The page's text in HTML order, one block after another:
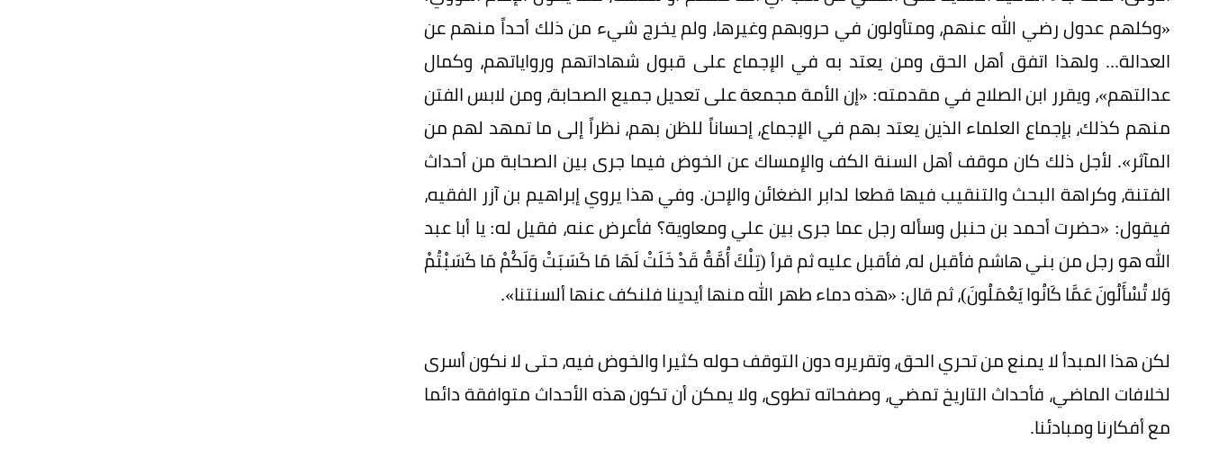
«وكلهم عدول رضي الله عنهم، ومتأولون في حروبهم وغيرها، ولم يخرج شيء من ذلك أحداً منهم عن
العدالة... ولهذا اتفق أهل الحق ومن يعتد به في الإجماع على قبول شهاداتهم ورواياتهم، وكمال
عدالتهم»، ويقرر ابن الصلاح في مقدمته: «إن الأمة مجمعة على تعديل جميع الصحابة، ومن لابس الفتن
منهم كذلك، بإجماع العلماء الذين يعتد بهم في الإجماع، إحساناً للظن بهم، نظراً إلى ما تمهد لهم من
المآثر». لأجل ذلك كان موقف أهل السنة الكف والإمساك عن الخوض فيما جرى بين الصحابة من أحداث
الفتنة، وكراهة البحث والتنقيب فيها قطعا لدابر الضغائن والإحن. وفي هذا يروي إبراهيم بن آزر الفقيه،
فيقول: «حضرت أحمد بن حنبل وسأله رجل عما جرى بين علي ومعاوية؟ فأعرض عنه، فقيل له: يا أبا عبد
الله هو رجل من بني هاشم فأقبل له، فأقبل عليه ثم قرأ (تِلْكَ أُمَّةٌ قَدْ خَلَتْ لَهَا مَا كَسَبَتْ وَلَكُمْ مَا كَسَبْتُمْ
وَلا تُسْأَلُونَ عَمَّا كَانُوا يَعْمَلُونَ)، ثم قال: «هذه دماء طهر الله منها أيدينا فلنكف عنها ألسنتنا».
لكن هذا المبدأ لا يمنع من تحري الحق، وتقريره دون التوقف حوله كثيرا والخوض فيه، حتى لا نكون أسرى
لخلافات الماضي، فأحداث التاريخ تمضي، وصفحاته تطوى، ولا يمكن أن تكون هذه الأحداث متوافقة دائما
مع أفكارنا ومبادئنا.